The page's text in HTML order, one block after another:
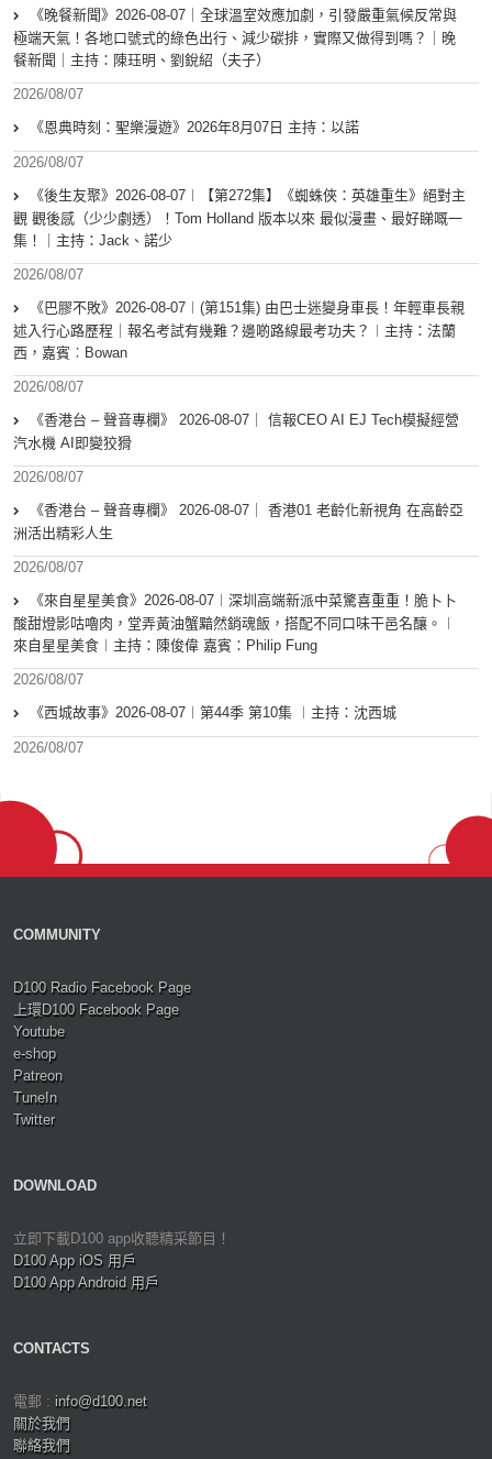
《晚餐新聞》2026-08-07｜全球溫室效應加劇，引發嚴重氣候反常與
極端天氣！各地口號式的綠色出行、減少碳排，實際又做得到嗎？｜晚
餐新聞｜主持：陳珏明、劉銳紹（夫子）
2026/08/07
《恩典時刻：聖樂漫遊》2026年8月07日 主持：以諾
2026/08/07
《後生友聚》2026-08-07︱【第272集】《蜘蛛俠：英雄重生》絕對主
觀 觀後感（少少劇透）！Tom Holland 版本以來 最似漫畫、最好睇嘅一
集！｜主持：Jack、諾少
2026/08/07
《巴膠不敗》2026-08-07︱(第151集) 由巴士迷變身車長！年輕車長親
述入行心路歷程｜報名考試有幾難？邊啲路線最考功夫？︱主持：法蘭
西，嘉賓︰Bowan
2026/08/07
《香港台 – 聲音專欄》 2026-08-07｜ 信報CEO AI EJ Tech模擬經營
汽水機 AI即變狡猾
2026/08/07
《香港台 – 聲音專欄》 2026-08-07｜ 香港01 老齡化新視角 在高齡亞
洲活出精彩人生
2026/08/07
《來自星星美食》2026-08-07︱深圳高端新派中菜驚喜重重！脆卜卜
酸甜燈影咕嚕肉，堂弄黃油蟹黯然銷魂飯，搭配不同口味干邑名釀。︱
來自星星美食︱主持：陳俊偉 嘉賓：Philip Fung
2026/08/07
《西城故事》2026-08-07︱第44季 第10集 ︱主持：沈西城
2026/08/07
COMMUNITY
D100 Radio Facebook Page
上環D100 Facebook Page
Youtube
e-shop
Patreon
TuneIn
Twitter
DOWNLOAD
立即下載D100 app收聽精采節目！
D100 App iOS 用戶
D100 App Android 用戶
CONTACTS
電郵 : info@d100.net
關於我們
聯絡我們